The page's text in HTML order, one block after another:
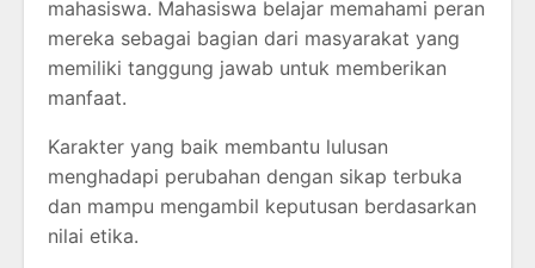
mahasiswa. Mahasiswa belajar memahami peran
mereka sebagai bagian dari masyarakat yang
memiliki tanggung jawab untuk memberikan
manfaat.
Karakter yang baik membantu lulusan
menghadapi perubahan dengan sikap terbuka
dan mampu mengambil keputusan berdasarkan
nilai etika.